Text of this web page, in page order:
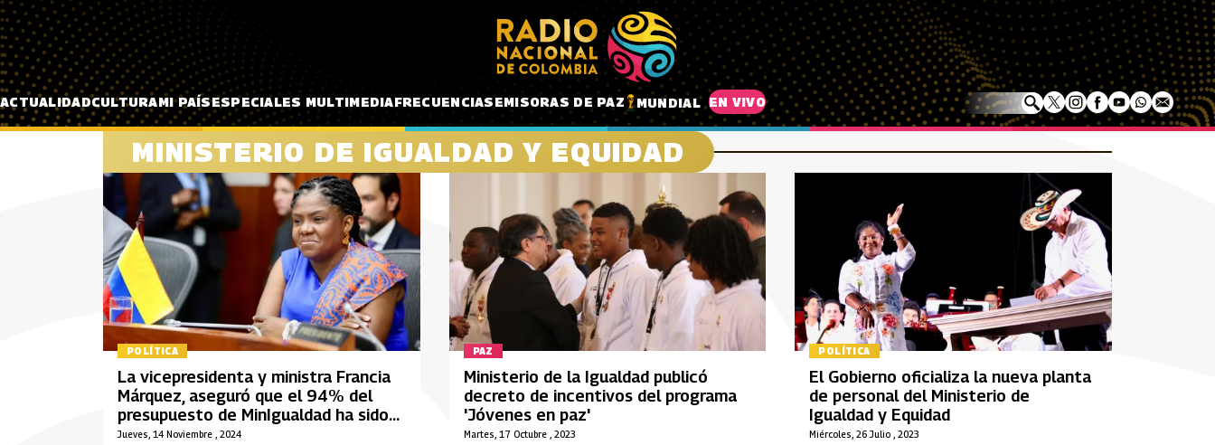
Pasar al contenido principal
ACTUALIDADCULTURAMI PAÍSESPECIALES MULTIMEDIAFRECUENCIASEMISORAS DE PAZ MUNDIAL EN VIVO
MINISTERIO DE IGUALDAD Y EQUIDAD
POLÍTICA
Jueves, 14 Noviembre , 2024
La vicepresidenta y ministra Francia
Márquez, aseguró que el 94% del
presupuesto de MinIgualdad ha sido
comprometido
PAZ
Martes, 17 Octubre , 2023
Ministerio de la Igualdad publicó
decreto de incentivos del programa
'Jóvenes en paz'
POLÍTICA
Miércoles, 26 Julio , 2023
El Gobierno oficializa la nueva planta
de personal del Ministerio de
Igualdad y Equidad